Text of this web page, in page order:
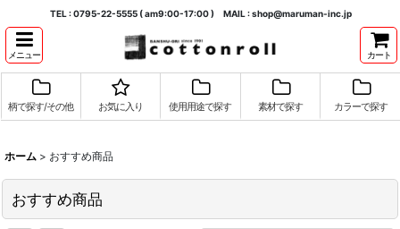
TEL : 0795-22-5555 ( am9:00-17:00 ) MAIL : shop@maruman-inc.jp
メニュー カート
柄で探す/その他 お気に入り 使用用途で探す 素材で探す カラーで探す
ホーム > おすすめ商品
おすすめ商品